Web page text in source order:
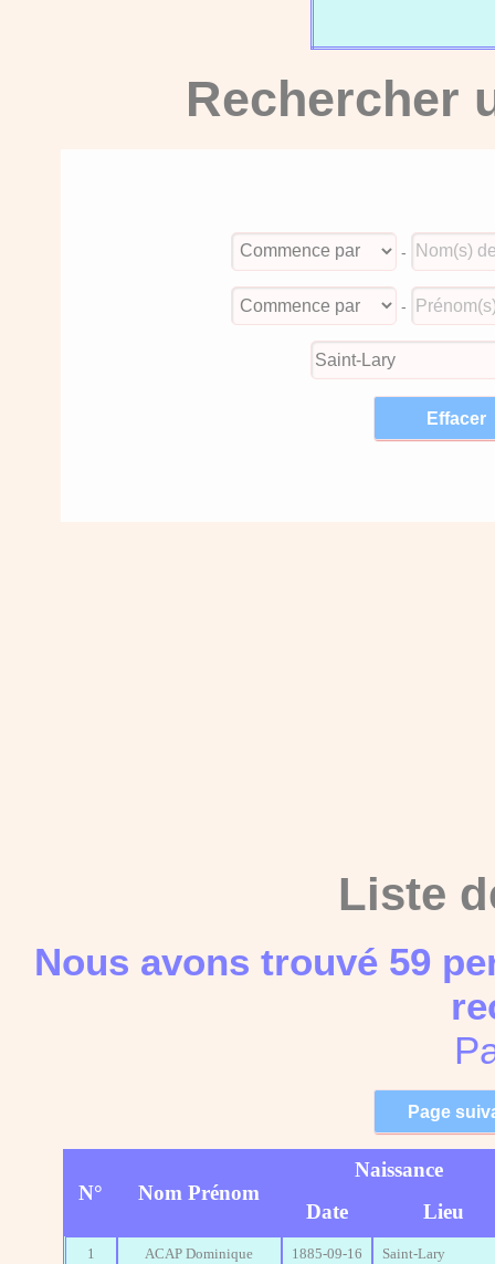
Rechercher
-
-
Liste
Nous avons trouvé 59
N° Nom Prénom
Naissance
Date
Lieu
1 ACAP Dominique 1885-09-16 Saint-Lary